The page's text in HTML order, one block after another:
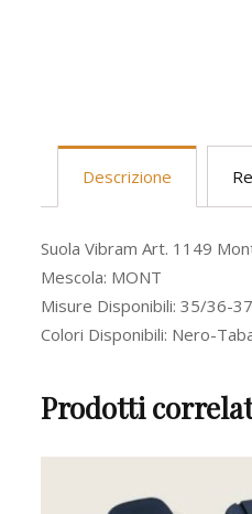
Descrizione
Suola Vibram Art. 1149
Mescola: MONT
Misure Disponibili: 35/36-
Colori Disponibili: Nero-
Prodotti